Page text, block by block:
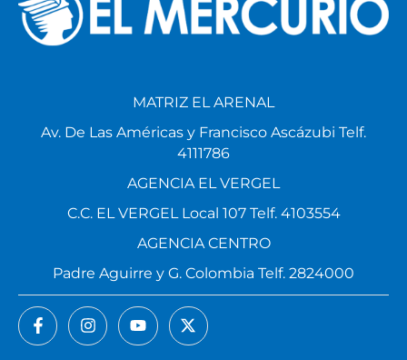
MATRIZ EL ARENAL
Av. De Las Américas y Francisco Ascázubi Telf.
4111786
AGENCIA EL VERGEL
C.C. EL VERGEL Local 107 Telf. 4103554
AGENCIA CENTRO
Padre Aguirre y G. Colombia Telf. 2824000